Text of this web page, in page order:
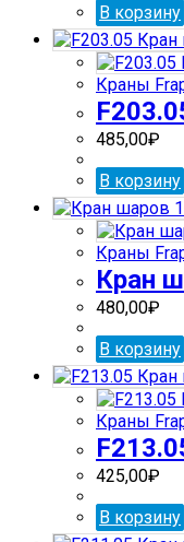
В корзину
Краны
485,00₽
В корзину
Краны
Кран
480,00₽
В корзину
Краны
425,00₽
В корзину